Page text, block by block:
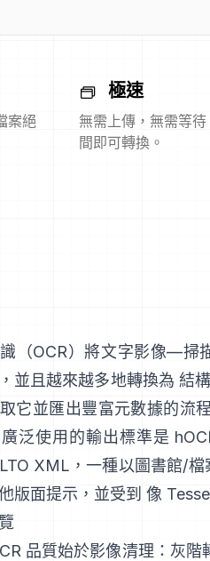
案絕
極速
無需上傳，無需等
間即可轉換。
（OCR）將文字影像—掃
並且越來越多地轉換為 結
它並匯出豐富元數據的流
泛使用的輸出標準是
XML ，一種以圖書館/
版面提示，並受到 像
品質始於影像清理：灰階